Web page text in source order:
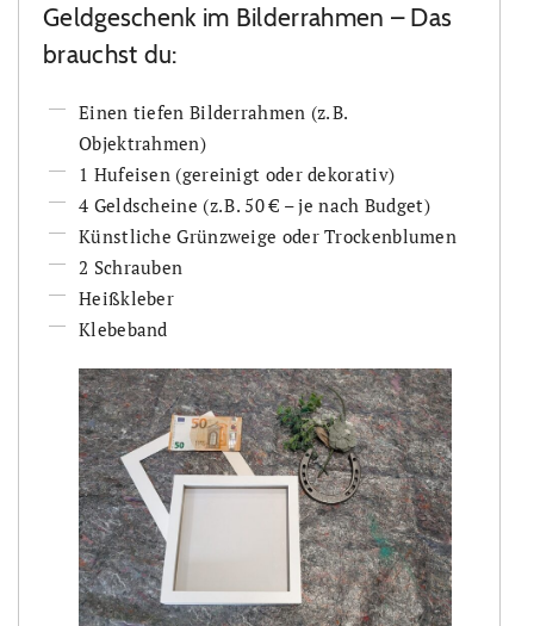
Geldgeschenk im Bilderrahmen – Das
brauchst du:
Einen tiefen Bilderrahmen (z. B.
Objektrahmen)
1 Hufeisen (gereinigt oder dekorativ)
4 Geldscheine (z. B. 50 € – je nach Budget)
Künstliche Grünzweige oder Trockenblumen
2 Schrauben
Heißkleber
Klebeband